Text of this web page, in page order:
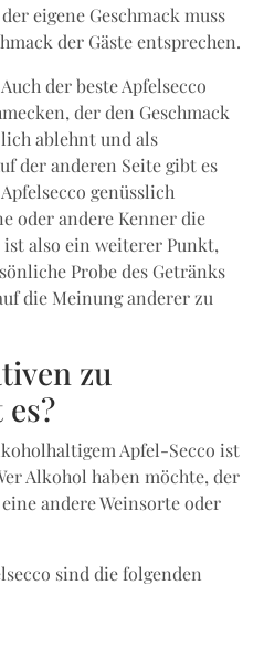
eigene Geschmack muss
der Gäste entsprechen.
der beste Apfelsecco
der den Geschmack
ablehnt und als
der anderen Seite gibt es
genüsslich
oder andere Kenner die
ist also ein weiterer Punkt,
Probe des Getränks
die Meinung anderer zu
zu
Apfel-Secco ist
Alkohol haben möchte, der
andere Weinsorte oder
sind die folgenden